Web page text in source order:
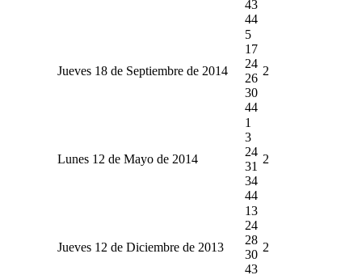
43
44
Jueves 18 de Septiembre de 2014
5
17
24
26
30
44
2
Lunes 12 de Mayo de 2014
1
3
24
31
34
44
2
Jueves 12 de Diciembre de 2013
13
24
28
30
43
2